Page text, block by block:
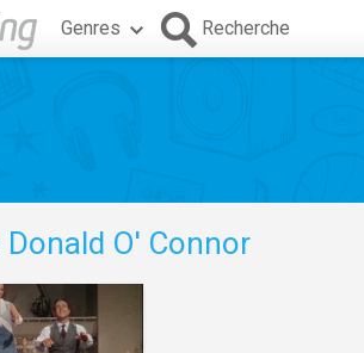
Genres Recherche
Donald O' Connor